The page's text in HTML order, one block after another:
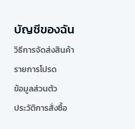
บัญชีของฉัน
วิธีการจัดส่งสินค้า
รายการโปรด
ข้อมูลส่วนตัว
ประวัติการสั่งซื้อ